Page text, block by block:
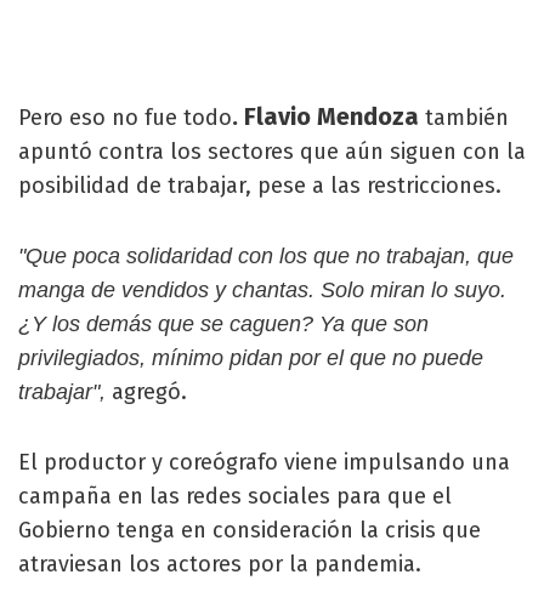
Pero eso no fue todo. Flavio Mendoza también
apuntó contra los sectores que aún siguen con la
posibilidad de trabajar, pese a las restricciones.
"Que poca solidaridad con los que no trabajan, que
manga de vendidos y chantas. Solo miran lo suyo.
¿Y los demás que se caguen? Ya que son
privilegiados, mínimo pidan por el que no puede
trabajar", agregó.
El productor y coreógrafo viene impulsando una
campaña en las redes sociales para que el
Gobierno tenga en consideración la crisis que
atraviesan los actores por la pandemia.